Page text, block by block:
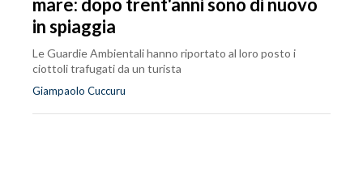
mare: dopo trent'anni sono di nuovo
in spiaggia
Le Guardie Ambientali hanno riportato al loro posto i
ciottoli trafugati da un turista
Giampaolo Cuccuru